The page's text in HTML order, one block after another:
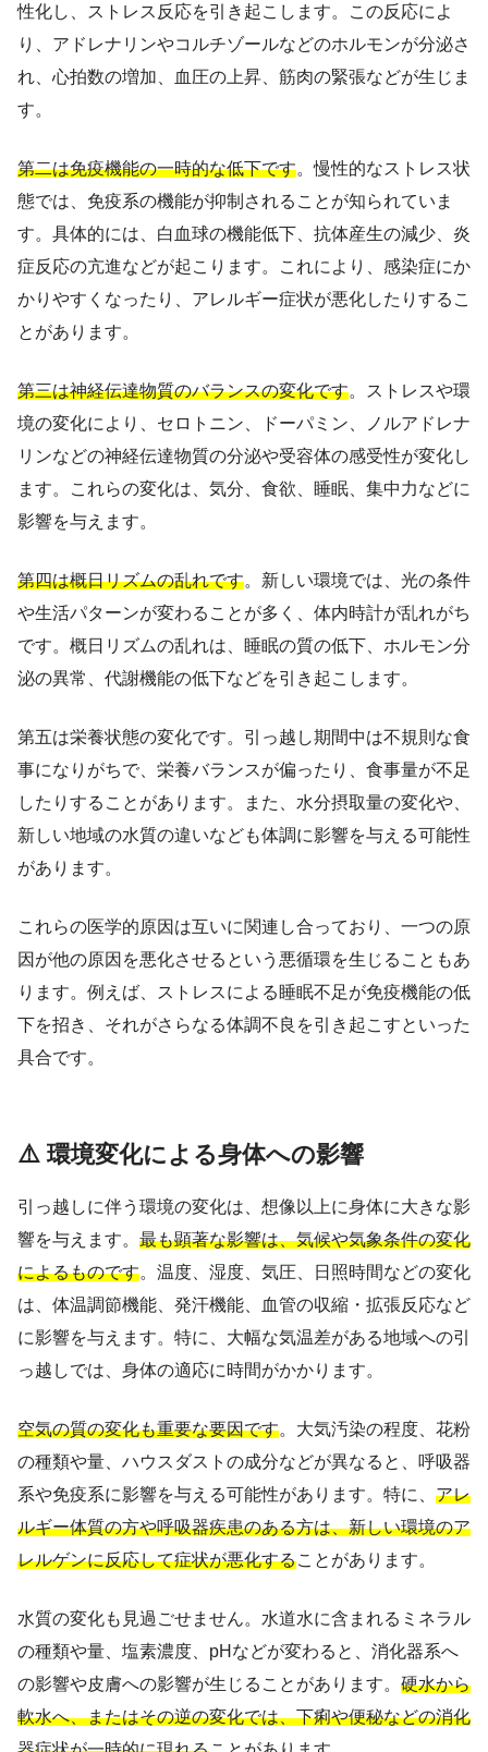
性化し、ストレス反応を引き起こします。この反応によ
り、アドレナリンやコルチゾールなどのホルモンが分泌さ
れ、心拍数の増加、血圧の上昇、筋肉の緊張などが生じま
す。
第二は免疫機能の一時的な低下です。慢性的なストレス状
態では、免疫系の機能が抑制されることが知られていま
す。具体的には、白血球の機能低下、抗体産生の減少、炎
症反応の亢進などが起こります。これにより、感染症にか
かりやすくなったり、アレルギー症状が悪化したりするこ
とがあります。
第三は神経伝達物質のバランスの変化です。ストレスや環
境の変化により、セロトニン、ドーパミン、ノルアドレナ
リンなどの神経伝達物質の分泌や受容体の感受性が変化し
ます。これらの変化は、気分、食欲、睡眠、集中力などに
影響を与えます。
第四は概日リズムの乱れです。新しい環境では、光の条件
や生活パターンが変わることが多く、体内時計が乱れがち
です。概日リズムの乱れは、睡眠の質の低下、ホルモン分
泌の異常、代謝機能の低下などを引き起こします。
第五は栄養状態の変化です。引っ越し期間中は不規則な食
事になりがちで、栄養バランスが偏ったり、食事量が不足
したりすることがあります。また、水分摂取量の変化や、
新しい地域の水質の違いなども体調に影響を与える可能性
があります。
これらの医学的原因は互いに関連し合っており、一つの原
因が他の原因を悪化させるという悪循環を生じることもあ
ります。例えば、ストレスによる睡眠不足が免疫機能の低
下を招き、それがさらなる体調不良を引き起こすといった
具合です。
⚠️ 環境変化による身体への影響
引っ越しに伴う環境の変化は、想像以上に身体に大きな影
響を与えます。 最も顕著な影響は、気候や気象条件の変化
によるものです。温度、湿度、気圧、日照時間などの変化
は、体温調節機能、発汗機能、血管の収縮・拡張反応など
に影響を与えます。特に、大幅な気温差がある地域への引
っ越しでは、身体の適応に時間がかかります。
空気の質の変化も重要な要因です。大気汚染の程度、花粉
の種類や量、ハウスダストの成分などが異なると、呼吸器
系や免疫系に影響を与える可能性があります。特に、 アレ
ルギー体質の方や呼吸器疾患のある方は、新しい環境のア
レルゲンに反応して症状が悪化することがあります。
水質の変化も見過ごせません。水道水に含まれるミネラル
の種類や量、塩素濃度、pHなどが変わると、消化器系へ
の影響や皮膚への影響が生じることがあります。 硬水から
軟水へ、またはその逆の変化では、下痢や便秘などの消化